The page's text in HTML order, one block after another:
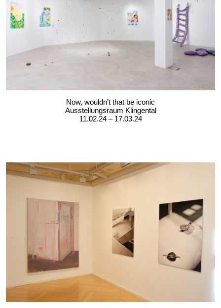
Now, wouldn’t that be iconic
Ausstellungsraum Klingental
11.02.24 – 17.03.24